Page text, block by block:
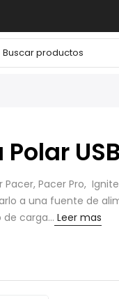
Pacer Pro,
a una fuente de
carga... Leer mas